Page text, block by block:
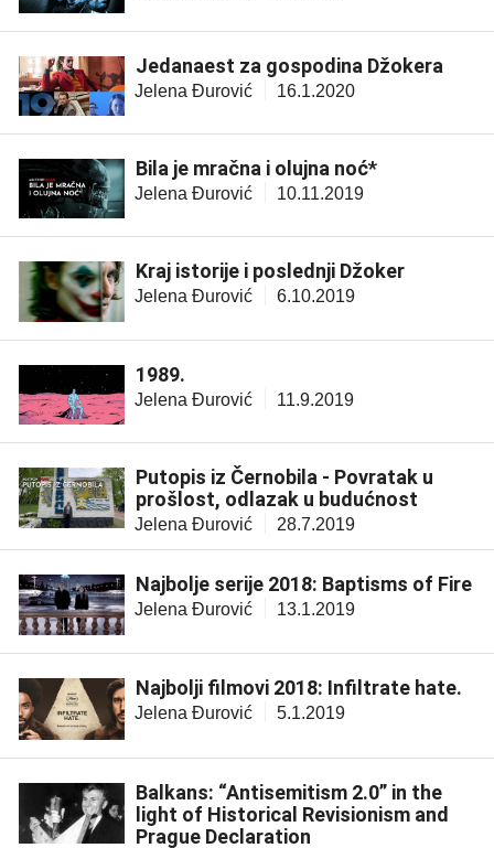
Jedanaest za gospodina Džokera
Jelena Đurović 16.1.2020
Bila je mračna i olujna noć*
Jelena Đurović 10.11.2019
Kraj istorije i poslednji Džoker
Jelena Đurović 6.10.2019
1989.
Jelena Đurović 11.9.2019
Putopis iz Černobila - Povratak u
prošlost, odlazak u budućnost
Jelena Đurović 28.7.2019
Najbolje serije 2018: Baptisms of Fire
Jelena Đurović 13.1.2019
Najbolji filmovi 2018: Infiltrate hate.
Jelena Đurović 5.1.2019
Balkans: “Antisemitism 2.0” in the
light of Historical Revisionism and
Prague Declaration